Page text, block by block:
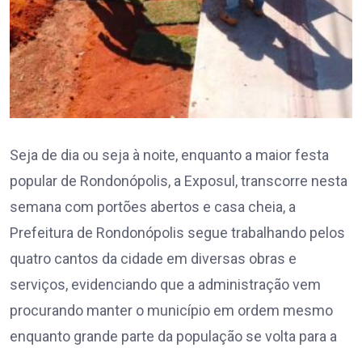
Seja de dia ou seja à noite, enquanto a maior festa
popular de Rondonópolis, a Exposul, transcorre nesta
semana com portões abertos e casa cheia, a
Prefeitura de Rondonópolis segue trabalhando pelos
quatro cantos da cidade em diversas obras e
serviços, evidenciando que a administração vem
procurando manter o município em ordem mesmo
enquanto grande parte da população se volta para a